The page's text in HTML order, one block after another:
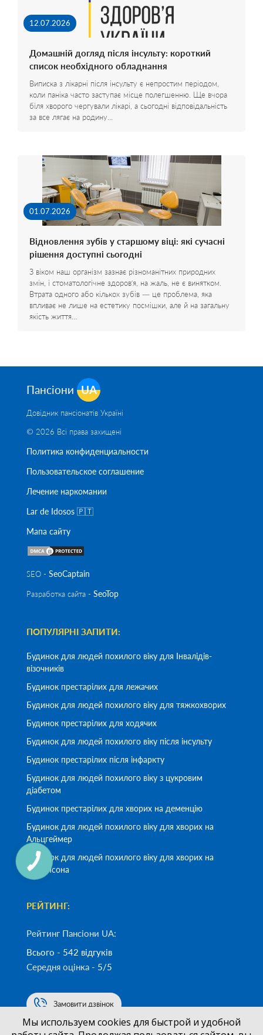
12.07.2026
Домашній догляд після інсульту: короткий
список необхідного обладнання
Виписка з лікарні після інсульту є непростим періодом,
коли паніка часто заступає місце полегшенню. Ще вчора
біля хворого чергували лікарі, а сьогодні відповідальність
за все лягає на родину…
01.07.2026
Відновлення зубів у старшому віці: які сучасні
рішення доступні сьогодні
З віком наш організм зазнає різноманітних природних
змін, і стоматологічне здоров’я, на жаль, не є винятком.
Втрата одного або кількох зубів — це проблема, яка
впливає не лише на естетику посмішки, але й на загальну
якість життя…
Пансіони UA
Довідник пансіонатів Україні
© 2026 Всі права захищені
Политика конфиденциальности
Пользовательское соглашение
Лечение наркомании
Lar de Idosos 🇵🇹
Мапа сайту
SEO - SeoСaptain
Разработка сайта - SeoTop
ПОПУЛЯРНІ ЗАПИТИ:
Будинок для людей похилого віку для Інвалідів-
візочників
Будинок престарілих для лежачих
Будинок для людей похилого віку для тяжкохворих
Будинок престарілих для ходячих
Будинок для людей похилого віку після інсульту
Будинок престарілих після інфаркту
Будинок для людей похилого віку з цукровим
діабетом
Будинок престарілих для хворих на деменцію
Будинок для людей похилого віку для хворих на
Альцгеймер
Будинок для людей похилого віку для хворих на
Паркінсона
РЕЙТИНГ:
Рейтинг Пансіони UA:
Всього - 542 відгуків
Середня оцінка - 5/5
Замовити дзвінок
Мы используем cookies для быстрой и удобной